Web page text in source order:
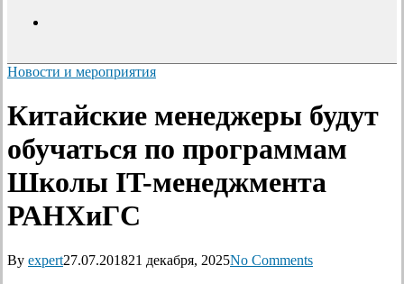
Новости и мероприятия
Китайские менеджеры будут
обучаться по программам
Школы IT-менеджмента
РАНХиГС
By expert27.07.201821 декабря, 2025No Comments